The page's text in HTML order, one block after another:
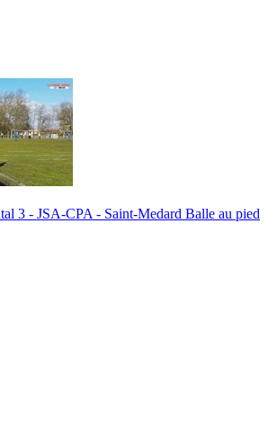
3 - JSA-CPA - Saint-Medard Balle au pied